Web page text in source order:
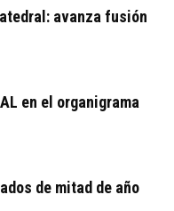
avanza fusión
en el organigrama
de mitad de año